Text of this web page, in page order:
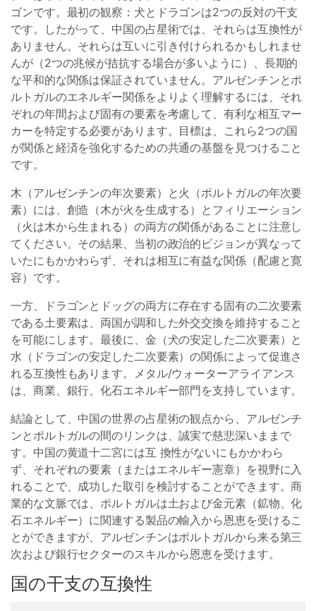
ゴンです。最初の観察：犬とドラゴンは2つの反対の干支
です。したがって、中国の占星術では、それらは互換性が
ありません。それらは互いに引き付けられるかもしれませ
んが（2つの兆候が拮抗する場合が多いように）、長期的
な平和的な関係は保証されていません。アルゼンチンとポ
ルトガルのエネルギー関係をよりよく理解するには、それ
ぞれの年間および固有の要素を考慮して、有利な相互マー
カーを特定する必要があります。目標は、これら2つの国
が関係と経済を強化するための共通の基盤を見つけること
です。
木（アルゼンチンの年次要素）と火（ポルトガルの年次要
素）には、創造（木が火を生成する）とフィリエーション
（火は木から生まれる）の両方の関係があることに注意し
てください。その結果、当初の政治的ビジョンが異なって
いたにもかかわらず、それは相互に有益な関係（配慮と寛
容）です。
一方、ドラゴンとドッグの両方に存在する固有の二次要素
である土要素は、両国が調和した外交交換を維持すること
を可能にします。最後に、金（犬の安定した二次要素）と
水（ドラゴンの安定した二次要素）の関係によって促進さ
れる互換性もあります。メタル/ウォーターアライアンス
は、商業、銀行、化石エネルギー部門を支持しています。
結論として、中国の世界の占星術の観点から、アルゼンチ
ンとポルトガルの間のリンクは、誠実で慈悲深いままで
す。中国の黄道十二宮には互 換性がないにもかかわら
ず、それぞれの要素（またはエネルギー憲章）を視野に入
れることで、成功した取引を検討することができます。商
業的な文脈では、ポルトガルは土および金元素（鉱物、化
石エネルギー）に関連する製品の輸入から恩恵を受けるこ
とができますが、アルゼンチンはポルトガルから来る第三
次および銀行セクターのスキルから恩恵を受けます。
国の干支の互換性